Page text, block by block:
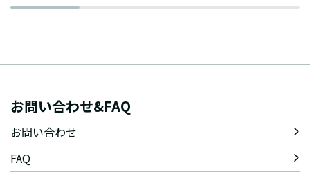
お問い合わせ&FAQ
お問い合わせ
FAQ